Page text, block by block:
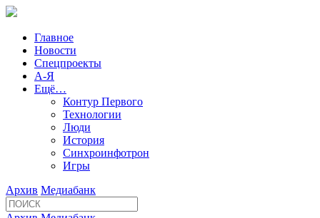
Главное
Новости
Спецпроекты
А-Я
Ещё…
Контур Первого
Технологии
Люди
История
Синхроинфотрон
Игры
Архив Медиабанк